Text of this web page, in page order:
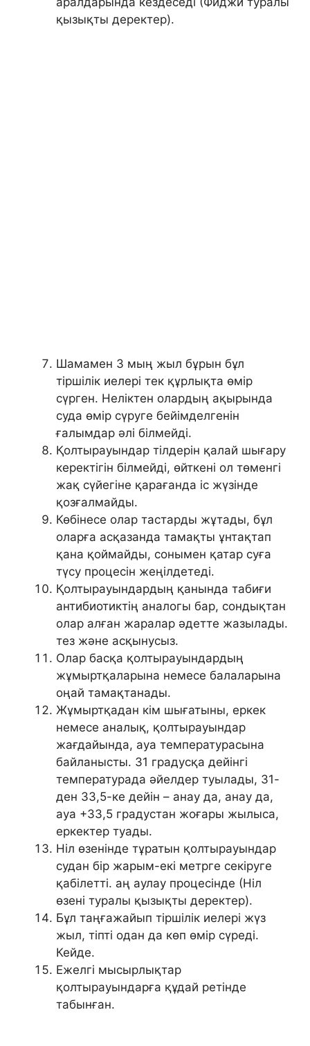
қызықты деректер).
Шамамен 3 мың жыл бұрын бұл
тіршілік иелері тек құрлықта өмір
сүрген. Неліктен олардың ақырында
суда өмір сүруге бейімделгенін
ғалымдар әлі білмейді.
Қолтырауындар тілдерін қалай шығару
керектігін білмейді, өйткені ол төменгі
жақ сүйегіне қарағанда іс жүзінде
қозғалмайды.
Көбінесе олар тастарды жұтады, бұл
оларға асқазанда тамақты ұнтақтап
қана қоймайды, сонымен қатар суға
түсу процесін жеңілдетеді.
Қолтырауындардың қанында табиғи
антибиотиктің аналогы бар, сондықтан
олар алған жаралар әдетте жазылады.
тез және асқынусыз.
Олар басқа қолтырауындардың
жұмыртқаларына немесе балаларына
оңай тамақтанады.
Жұмыртқадан кім шығатыны, еркек
немесе аналық, қолтырауындар
жағдайында, ауа температурасына
байланысты. 31 градусқа дейінгі
температурада әйелдер туылады, 31-
ден 33,5-ке дейін – анау да, анау да,
ауа +33,5 градустан жоғары жылыса,
еркектер туады.
Ніл өзенінде тұратын қолтырауындар
судан бір жарым-екі метрге секіруге
қабілетті. аң аулау процесінде (Ніл
өзені туралы қызықты деректер).
Бұл таңғажайып тіршілік иелері жүз
жыл, тіпті одан да көп өмір сүреді.
Кейде.
Ежелгі мысырлықтар
қолтырауындарға құдай ретінде
табынған.